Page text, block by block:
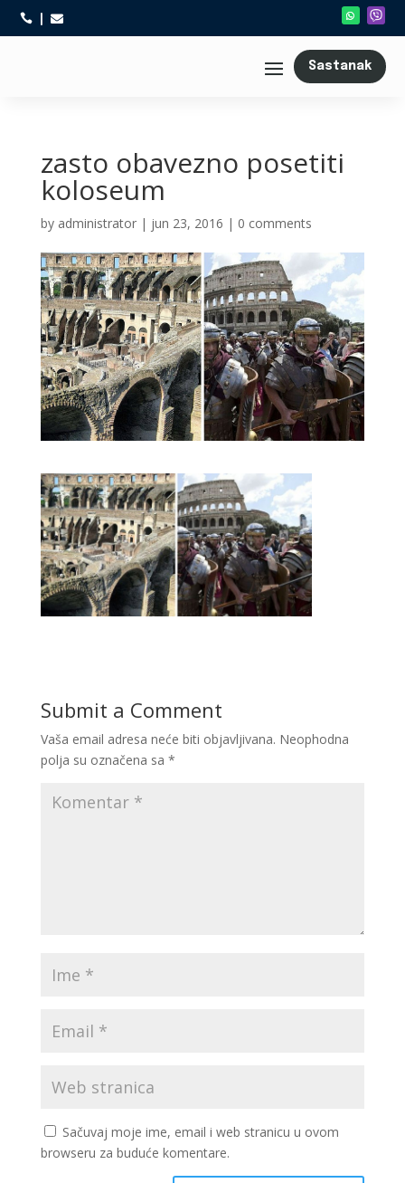
 
Sastanak
zasto obavezno posetiti
koloseum
by administrator| jun 23, 2016 | 0 comments
Submit a Comment
Vaša email adresa neće biti objavljivana. Neophodna
polja su označena sa *
Sačuvaj moje ime, email i web stranicu u ovom
browseru za buduće komentare.